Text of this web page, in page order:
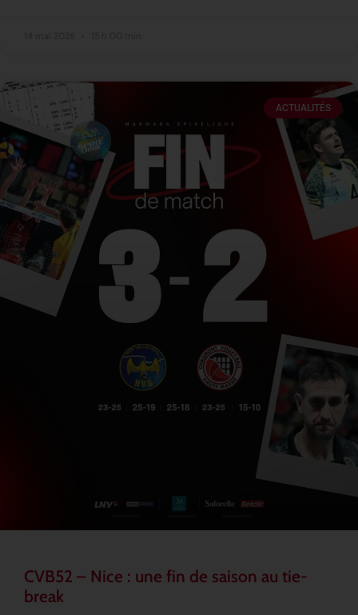
ACTUALITÉS
CVB52 – Nice : une fin de saison au tie-
break